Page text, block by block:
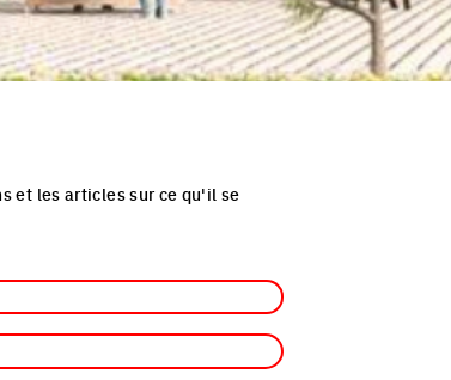
et les articles sur ce qu'il se